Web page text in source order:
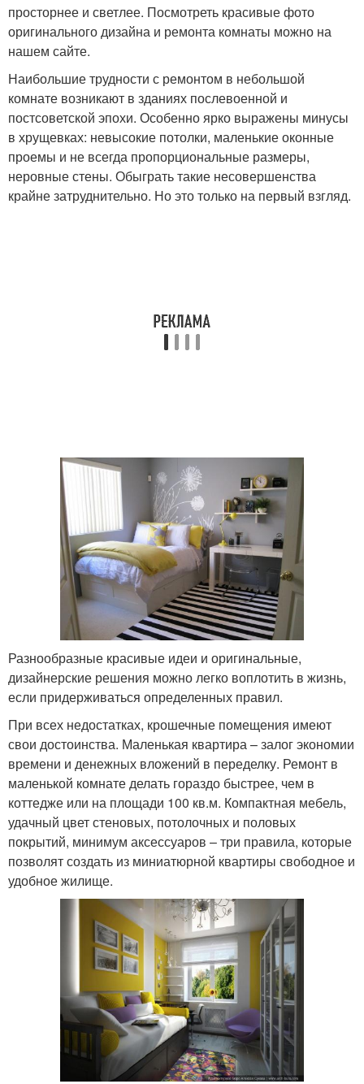
просторнее и светлее. Посмотреть красивые фото
оригинального дизайна и ремонта комнаты можно на
нашем сайте.
Наибольшие трудности с ремонтом в небольшой
комнате возникают в зданиях послевоенной и
постсоветской эпохи. Особенно ярко выражены минусы
в хрущевках: невысокие потолки, маленькие оконные
проемы и не всегда пропорциональные размеры,
неровные стены. Обыграть такие несовершенства
крайне затруднительно. Но это только на первый взгляд.
Разнообразные красивые идеи и оригинальные,
дизайнерские решения можно легко воплотить в жизнь,
если придерживаться определенных правил.
При всех недостатках, крошечные помещения имеют
свои достоинства. Маленькая квартира – залог экономии
времени и денежных вложений в переделку. Ремонт в
маленькой комнате делать гораздо быстрее, чем в
коттедже или на площади 100 кв.м. Компактная мебель,
удачный цвет стеновых, потолочных и половых
покрытий, минимум аксессуаров – три правила, которые
позволят создать из миниатюрной квартиры свободное и
удобное жилище.